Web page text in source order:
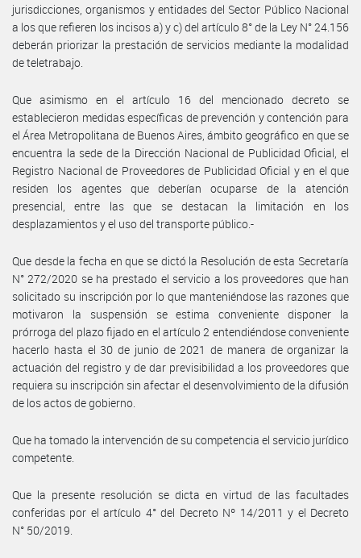
jurisdicciones, organismos y entidades del Sector Público Nacional
a los que refieren los incisos a) y c) del artículo 8° de la Ley N° 24.156
deberán priorizar la prestación de servicios mediante la modalidad
de teletrabajo.
Que asimismo en el artículo 16 del mencionado decreto se
establecieron medidas específicas de prevención y contención para
el Área Metropolitana de Buenos Aires, ámbito geográfico en que se
encuentra la sede de la Dirección Nacional de Publicidad Oficial, el
Registro Nacional de Proveedores de Publicidad Oficial y en el que
residen los agentes que deberían ocuparse de la atención
presencial, entre las que se destacan la limitación en los
desplazamientos y el uso del transporte público.-
Que desde la fecha en que se dictó la Resolución de esta Secretaría
N° 272/2020 se ha prestado el servicio a los proveedores que han
solicitado su inscripción por lo que manteniéndose las razones que
motivaron la suspensión se estima conveniente disponer la
prórroga del plazo fijado en el artículo 2 entendiéndose conveniente
hacerlo hasta el 30 de junio de 2021 de manera de organizar la
actuación del registro y de dar previsibilidad a los proveedores que
requiera su inscripción sin afectar el desenvolvimiento de la difusión
de los actos de gobierno.
Que ha tomado la intervención de su competencia el servicio jurídico
competente.
Que la presente resolución se dicta en virtud de las facultades
conferidas por el artículo 4° del Decreto Nº 14/2011 y el Decreto
N° 50/2019.